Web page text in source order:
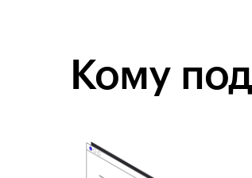
Кому